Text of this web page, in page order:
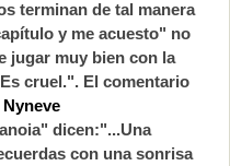
terminan de tal manera
y me acuesto" no
jugar muy bien con la
cruel.". El comentario
dicen:"...Una
con una sonrisa